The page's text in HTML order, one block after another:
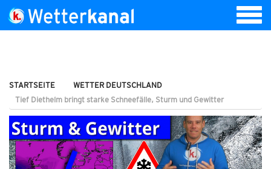
STARTSEITE
WETTER DEUTSCHLAND
Tief Diethelm bringt starke Schneefälle, Sturm und Gewitter